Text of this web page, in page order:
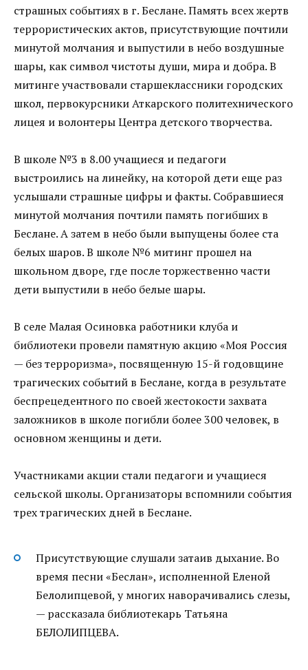
страшных событиях в г. Беслане. Память всех жертв
террористических актов, присутствующие почтили
минутой молчания и выпустили в небо воздушные
шары, как символ чистоты души, мира и добра. В
митинге участвовали старшеклассники городских
школ, первокурсники Аткарского политехнического
лицея и волонтеры Центра детского творчества.
В школе №3 в 8.00 учащиеся и педагоги
выстроились на линейку, на которой дети еще раз
услышали страшные цифры и факты. Собравшиеся
минутой молчания почтили память погибших в
Беслане. А затем в небо были выпущены более ста
белых шаров. В школе №6 митинг прошел на
школьном дворе, где после торжественно части
дети выпустили в небо белые шары.
В селе Малая Осиновка работники клуба и
библиотеки провели памятную акцию «Моя Россия
— без терроризма», посвященную 15-й годовщине
трагических событий в Беслане, когда в результате
беспрецедентного по своей жестокости захвата
заложников в школе погибли более 300 человек, в
основном женщины и дети.
Участниками акции стали педагоги и учащиеся
сельской школы. Организаторы вспомнили события
трех трагических дней в Беслане.
Присутствующие слушали затаив дыхание. Во
время песни «Беслан», исполненной Еленой
Белолипцевой, у многих наворачивались слезы,
— рассказала библиотекарь Татьяна
БЕЛОЛИПЦЕВА.